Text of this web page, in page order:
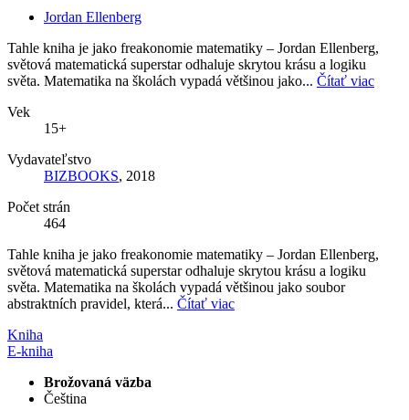
Jordan Ellenberg
Tahle kniha je jako freakonomie matematiky – Jordan Ellenberg,
světová matematická superstar odhaluje skrytou krásu a logiku
světa. Matematika na školách vypadá většinou jako... Čítať viac
Vek
15+
Vydavateľstvo
BIZBOOKS, 2018
Počet strán
464
Tahle kniha je jako freakonomie matematiky – Jordan Ellenberg,
světová matematická superstar odhaluje skrytou krásu a logiku
světa. Matematika na školách vypadá většinou jako soubor
abstraktních pravidel, která... Čítať viac
Kniha
E-kniha
Brožovaná väzba
Čeština